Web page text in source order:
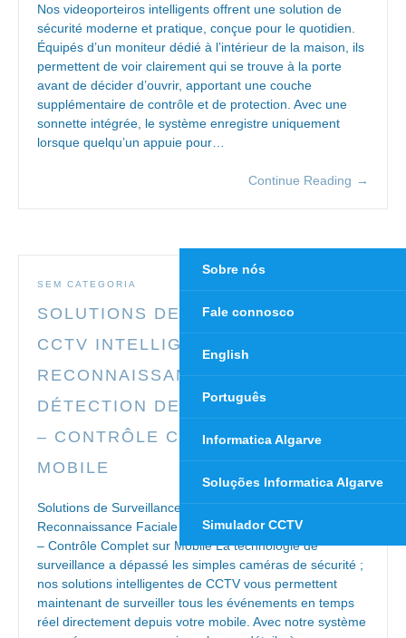
Nos videoporteiros intelligents offrent une solution de
sécurité moderne et pratique, conçue pour le quotidien.
Équipés d’un moniteur dédié à l’intérieur de la maison, ils
permettent de voir clairement qui se trouve à la porte
avant de décider d’ouvrir, apportant une couche
supplémentaire de contrôle et de protection. Avec une
sonnette intégrée, le système enregistre uniquement
lorsque quelqu’un appuie pour…
Continue Reading →
SEM CATEGORIA
SOLUTIONS DE SURVEILLANCE
CCTV INTELLIGENTES AVEC
RECONNAISSANCE FACIALE ET
DÉTECTION DE FAUSSES ALERTES
– CONTRÔLE COMPLET SUR
MOBILE
Solutions de Surveillance CCTV Intelligentes avec
Reconnaissance Faciale et Détection de Fausses Alertes
– Contrôle Complet sur Mobile La technologie de
surveillance a dépassé les simples caméras de sécurité ;
nos solutions intelligentes de CCTV vous permettent
maintenant de surveiller tous les événements en temps
réel directement depuis votre mobile. Avec notre système
Sobre nós
Fale connosco
English
Português
Informatica Algarve
Soluções Informatica Algarve
Simulador CCTV